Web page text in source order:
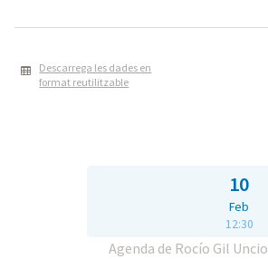
Descarrega les dades en
format reutilitzable
10
Feb
12:30
Agenda de Rocío Gil Uncio